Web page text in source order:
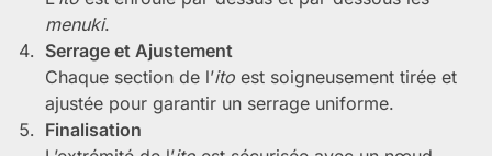
menuki.
Serrage et Ajustement
Chaque section de l’ito est soigneusement tirée et
ajustée pour garantir un serrage uniforme.
Finalisation